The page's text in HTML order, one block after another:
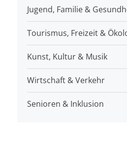
Jugend, Familie &
Tourismus, Freizeit &
Kunst, Kultur & Musik
Wirtschaft & Verkehr
Senioren & Inklusion